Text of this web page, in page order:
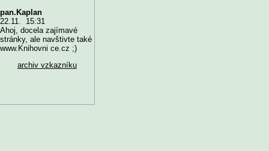
pan.Kaplan
22.11. 15:31
Ahoj, docela zajímavé
stránky, ale navštivte také
www.Knihovni ce.cz ;)
archiv vzkazníku